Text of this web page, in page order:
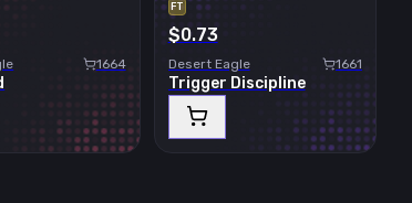
1664
FT
$0.73
Desert Eagle 1661
Trigger Discipline